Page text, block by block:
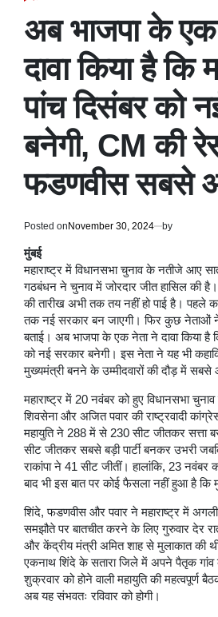
अब भाजपा के
दावा किया है कि
पांच दिसंबर को
बनेगी, CM की
फडणवीस सबसे
Posted onNovember 30, 2024 by
मुंबई
महाराष्ट्र में विधानसभा चुनाव के नतीजे आए
गठबंधन ने चुनाव में जोरदार जीत हासिल की
की तारीख अभी तक तय नहीं हो पाई है। पहले
तक नई सरकार बन जाएगी। फिर कुछ नेताओं ने
बताई। अब भाजपा के एक नेता ने दावा किया है
को नई सरकार बनेगी। इस नेता ने यह भी
मुख्यमंत्री बनने के उम्मीदवारों की दौड़ में
महाराष्ट्र में 20 नवंबर को हुए विधानसभा
शिवसेना और अजित पवार की राष्ट्रवादी
महायुति ने 288 में से 230 सीट जीतकर सत्ता
सीट जीतकर सबसे बड़ी पार्टी बनकर उभरी
राकांपा ने 41 सीट जीतीं। हालांकि, 23 नवंबर
बाद भी इस बात पर कोई फैसला नहीं हुआ है कि
शिंदे, फडणवीस और पवार ने महाराष्ट्र में
समझौते पर बातचीत करने के लिए गुरुवार देर
और केंद्रीय मंत्री अमित शाह से मुलाकात की
एकनाथ शिंदे के सतारा जिले में अपने पैतृक गांव
शुक्रवार को होने वाली महायुति की महत्वपूर्ण
अब यह संभवतः रविवार को होगी।